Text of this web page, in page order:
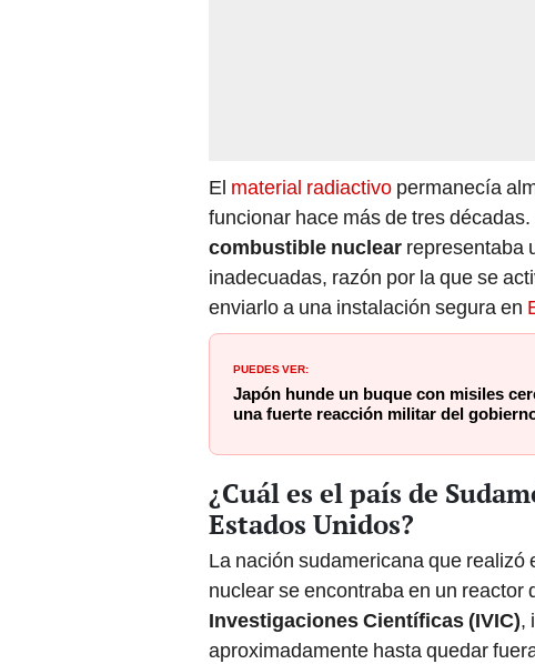
El material radiactivo permanecía
funcionar hace más de tres
combustible nuclear representaba
inadecuadas, razón por la que se
enviarlo a una instalación segura en
PUEDES VER:
Japón hunde un buque con misiles
una fuerte reacción militar del
¿Cuál es el país de
Estados Unidos?
La nación sudamericana que realizó
nuclear se encontraba en un reactor
Investigaciones Científicas (IVIC),
aproximadamente hasta quedar